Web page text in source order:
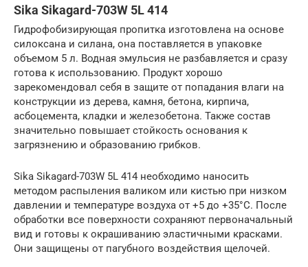
Sika Sikagard-703W 5L 414
Гидрофобизирующая пропитка изготовлена на основе
силоксана и силана, она поставляется в упаковке
объемом 5 л. Водная эмульсия не разбавляется и сразу
готова к использованию. Продукт хорошо
зарекомендовал себя в защите от попадания влаги на
конструкции из дерева, камня, бетона, кирпича,
асбоцемента, кладки и железобетона. Также состав
значительно повышает стойкость основания к
загрязнению и образованию грибков.
Sika Sikagard-703W 5L 414 необходимо наносить
методом распыления валиком или кистью при низком
давлении и температуре воздуха от +5 до +35°С. После
обработки все поверхности сохраняют первоначальный
вид и готовы к окрашиванию эластичными красками.
Они защищены от пагубного воздействия щелочей.